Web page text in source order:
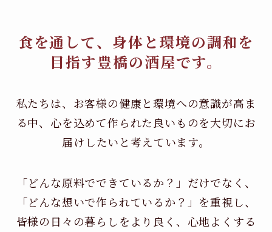
食を通して、身体と環境の調和を
目指す豊橋の酒屋です。
私たちは、お客様の健康と環境への意識が高ま
る中、 心を込めて作られた良いものを大切にお
届けしたいと考えています。
「どんな原料でできているか？」だけでなく、
「どんな想いで作られているか？」を重視し、
皆様の日々の暮らしをより良く、心地よくする